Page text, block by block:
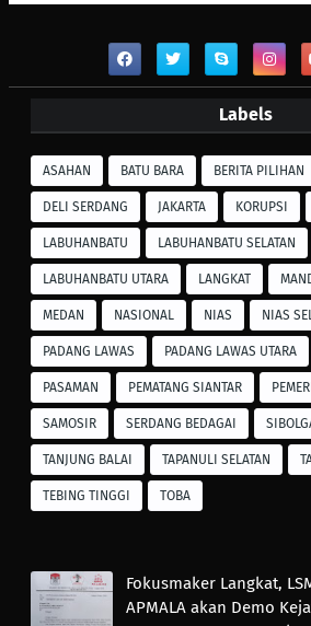
Labels
ASAHAN BATU BARA BERITA PILIHAN
DELI SERDANG JAKARTA KORUPSI
LABUHANBATU LABUHANBATU SELATAN
LABUHANBATU UTARA LANGKAT
MEDAN NASIONAL NIAS NIAS
PADANG LAWAS PADANG LAWAS UTARA
PASAMAN PEMATANG SIANTAR
SAMOSIR SERDANG BEDAGAI
TANJUNG BALAI TAPANULI SELATAN
TEBING TINGGI TOBA
Fokusmaker Langkat,
APMALA akan Demo